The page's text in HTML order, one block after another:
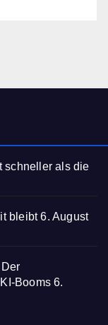
schneller als die
bleibt 6. August
Booms 6.